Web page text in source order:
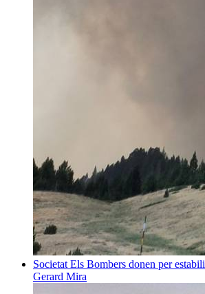
Societat Els Bombers donen per
Gerard Mira